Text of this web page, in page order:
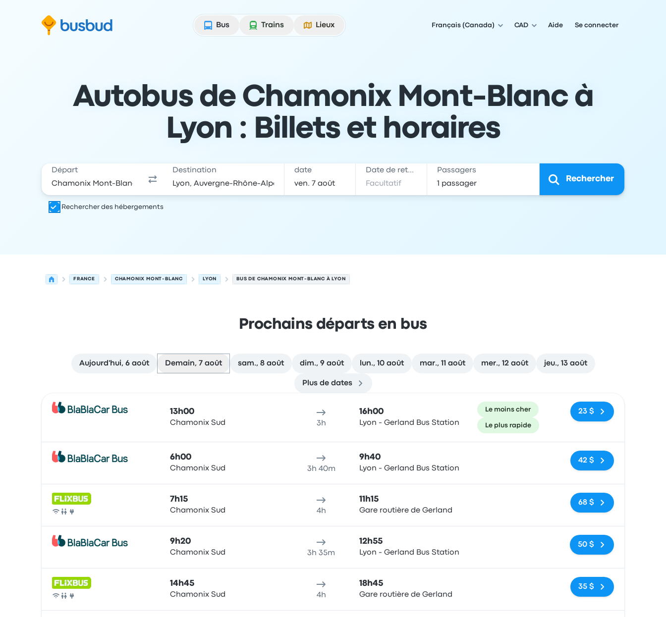
Bus
Trains Lieux Français (Canada) CAD Aide Se connecter
Autobus de Chamonix Mont-Blanc à
Lyon : Billets et horaires
Départ Destination date Date de retour Passagers
Rechercher
Rechercher des hébergements
FRANCE CHAMONIX MONT-BLANC LYON BUS DE CHAMONIX MONT-BLANC À LYON
Prochains départs en bus
Aujourd'hui, 6 août Demain, 7 août sam., 8 août dim., 9 août lun., 10 août mar., 11 août mer., 12 août jeu., 13 août
Plus de dates
13h00
Chamonix Sud 3h
16h00
Lyon - Gerland Bus Station
Le moins cher
Le plus rapide
23 $
6h00
Chamonix Sud 3h 40m
9h40
Lyon - Gerland Bus Station
Pas de balises
42 $
Bus
7h15
Chamonix Sud 4h
11h15
Gare routière de Gerland
Pas de balises
68 $
9h20
Chamonix Sud 3h 35m
12h55
Lyon - Gerland Bus Station
Pas de balises
50 $
Bus
14h45
Chamonix Sud 4h
18h45
Gare routière de Gerland
Pas de balises
35 $